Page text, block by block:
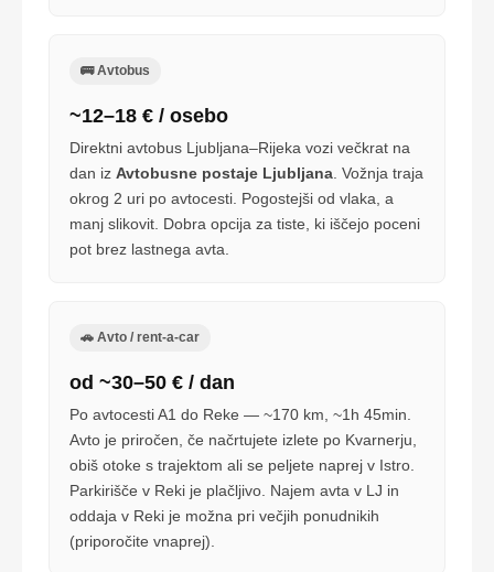
🚌 Avtobus
~12–18 € / osebo
Direktni avtobus Ljubljana–Rijeka vozi večkrat na
dan iz Avtobusne postaje Ljubljana . Vožnja traja
okrog 2 uri po avtocesti. Pogostejši od vlaka, a
manj slikovit. Dobra opcija za tiste, ki iščejo poceni
pot brez lastnega avta.
🚗 Avto / rent-a-car
od ~30–50 € / dan
Po avtocesti A1 do Reke — ~170 km, ~1h 45min.
Avto je priročen, če načrtujete izlete po Kvarnerju,
obiš otoke s trajektom ali se peljete naprej v Istro.
Parkirišče v Reki je plačljivo. Najem avta v LJ in
oddaja v Reki je možna pri večjih ponudnikih
(priporočite vnaprej).